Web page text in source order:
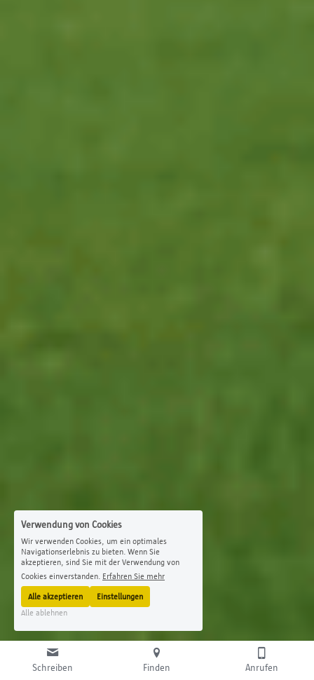
Schreiben Finden Anrufen
Verwendung von Cookies
Wir verwenden Cookies, um ein optimales
Navigationserlebnis zu bieten. Wenn Sie
akzeptieren, sind Sie mit der Verwendung von
Cookies einverstanden. Erfahren Sie mehr
Alle akzeptieren
Einstellungen
Alle ablehnen